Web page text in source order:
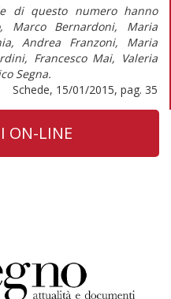
di questo numero hanno
Marco Bernardoni, Maria
Andrea Franzoni, Maria
Francesco Mai, Valeria
Segna.
Schede, 15/01/2015, pag. 35
ON-LINE